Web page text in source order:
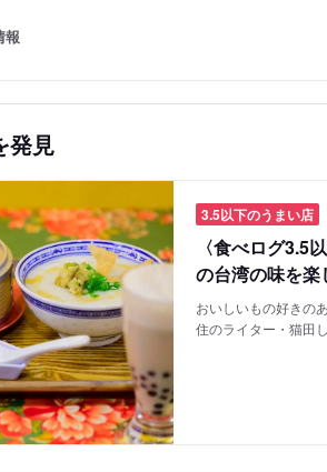
報
発見
3.5以下のうまい店
〈食べログ3.5
の台湾の味を楽
おいしいもの好きの
住のライター・猫田